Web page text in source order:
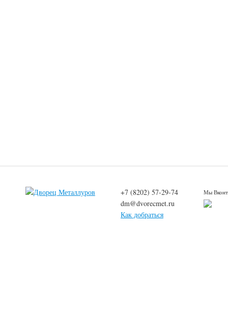
+7 (8202) 57-29-74
dm@dvorecmet.ru
Как добраться
Мы